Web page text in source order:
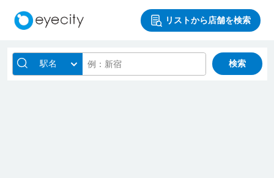
リストから店舗を検索
駅名 検索